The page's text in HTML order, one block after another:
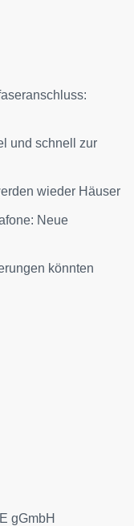
und schnell zur
wieder Häuser
Neue
könnten
gGmbH